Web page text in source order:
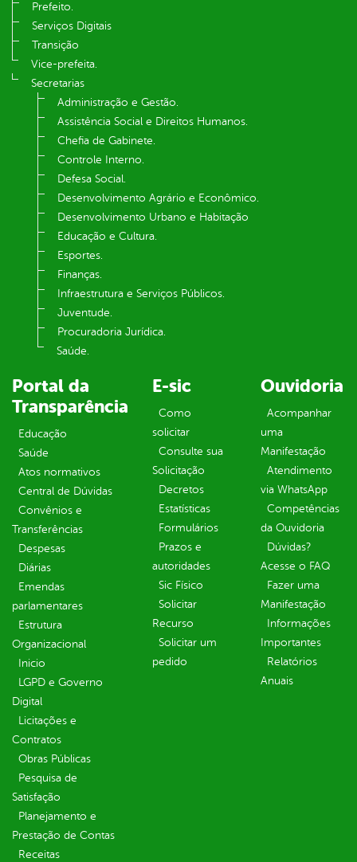
Prefeito.
Serviços Digitais
Transição
Vice-prefeita.
Secretarias
Administração e Gestão.
Assistência Social e Direitos Humanos.
Chefia de Gabinete.
Controle Interno.
Defesa Social.
Desenvolvimento Agrário e Econômico.
Desenvolvimento Urbano e Habitação
Educação e Cultura.
Esportes.
Finanças.
Infraestrutura e Serviços Públicos.
Juventude.
Procuradoria Jurídica.
Saúde.
Portal da
Transparência
Educação
Saúde
Atos normativos
Central de Dúvidas
Convênios e
Transferências
Despesas
Diárias
Emendas
parlamentares
Estrutura
Organizacional
Inicio
LGPD e Governo
Digital
Licitações e
Contratos
Obras Públicas
Pesquisa de
Satisfação
Planejamento e
Prestação de Contas
Receitas
E-sic
Como
solicitar
Consulte sua
Solicitação
Decretos
Estatísticas
Formulários
Prazos e
autoridades
Sic Físico
Solicitar
Recurso
Solicitar um
pedido
Ouvidoria
Acompanhar
uma
Manifestação
Atendimento
via WhatsApp
Competências
da Ouvidoria
Dúvidas?
Acesse o FAQ
Fazer uma
Manifestação
Informações
Importantes
Relatórios
Anuais